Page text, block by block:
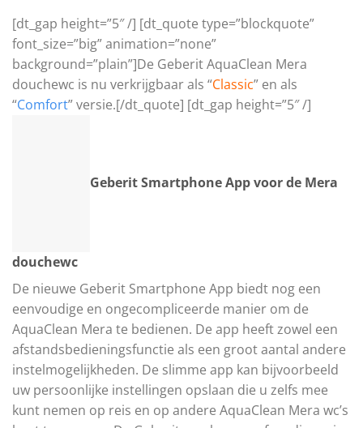
[dt_gap height=”5″ /] [dt_quote type=”blockquote”
font_size=”big” animation=”none”
background=”plain”]De Geberit AquaClean Mera
douchewc is nu verkrijgbaar als “Classic” en als
“Comfort” versie.[/dt_quote] [dt_gap height=”5″ /]
Geberit Smartphone App voor de Mera
douchewc
De nieuwe Geberit Smartphone App biedt nog een
eenvoudige en ongecompliceerde manier om de
AquaClean Mera te bedienen. De app heeft zowel een
afstandsbedieningsfunctie als een groot aantal andere
instelmogelijkheden. De slimme app kan bijvoorbeeld
uw persoonlijke instellingen opslaan die u zelfs mee
kunt nemen op reis en op andere AquaClean Mera wc’s